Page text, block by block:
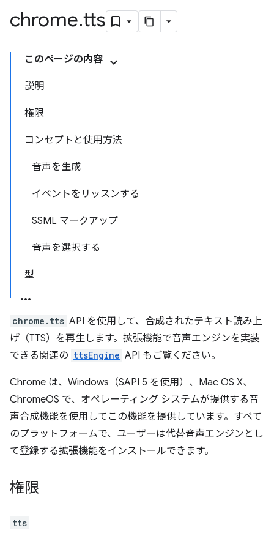
chrome.tts
このページの内容
説明
権限
コンセプトと使用方法
音声を生成
イベントをリッスンする
SSML マークアップ
音声を選択する
型
chrome.tts API を使用して、合成されたテキスト読み上
げ（TTS）を再生します。拡張機能で音声エンジンを実装
できる関連の ttsEngine API もご覧ください。
Chrome は、Windows（SAPI 5 を使用）、Mac OS X、
ChromeOS で、オペレーティング システムが提供する音
声合成機能を使用してこの機能を提供しています。すべて
のプラットフォームで、ユーザーは代替音声エンジンとし
て登録する拡張機能をインストールできます。
権限
tts